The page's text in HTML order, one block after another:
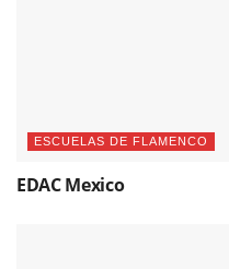
ESCUELAS DE FLAMENCO
EDAC Mexico